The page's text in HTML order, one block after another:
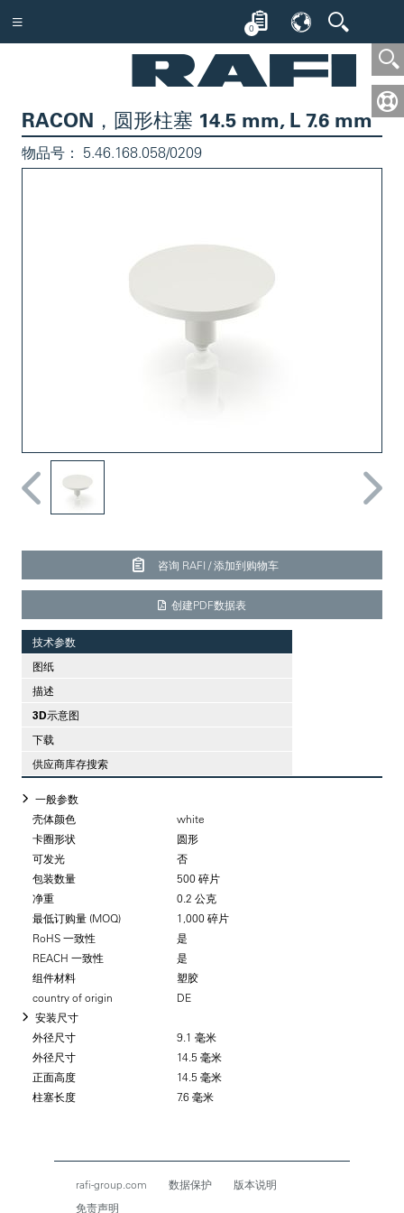
0
RACON，圆形柱塞 14.5 mm, L 7.6 mm
物品号： 5.46.168.058/0209
咨询 RAFI / 添加到购物车
创建PDF数据表
技术参数
图纸
描述
3D示意图
下载
供应商库存搜索
一般参数
壳体颜色
white
卡圈形状
圆形
可发光
否
包装数量
500 碎片
净重
0.2 公克
最低订购量 (MOQ)
1,000 碎片
RoHS 一致性
是
REACH 一致性
是
组件材料
塑胶
country of origin
DE
安装尺寸
外径尺寸
9.1 毫米
外径尺寸
14.5 毫米
正面高度
14.5 毫米
柱塞长度
7.6 毫米
rafi-group.com 数据保护
版本说明
免责声明